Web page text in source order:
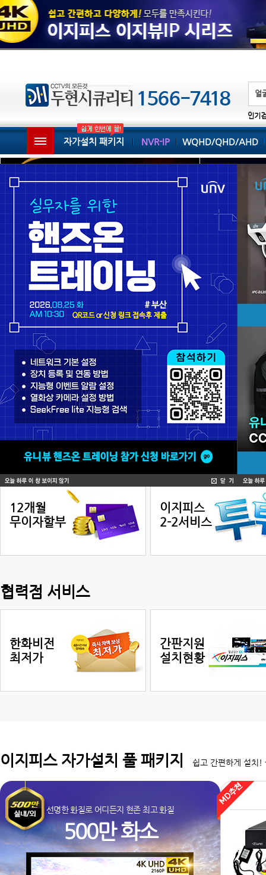
인기
자가설치 패키지 NVR-IP WQHD/QHD/AHD
소비자 서비스
12개월
무이자할부
이지피스
2-2서비스
협력점 서비스
한화비전
최저가
간판지원
설치현황
이지피스 자가설치 풀 패키지 쉽고 간편하게 설치!
선명한 화질로 어디든지 현존 최고 화질
500만 화소